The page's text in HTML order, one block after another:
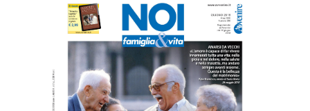
Carlo Casini, “giusto” perché testimone
della carità sociale
7 Agosto 2026 Commenti disabilitati